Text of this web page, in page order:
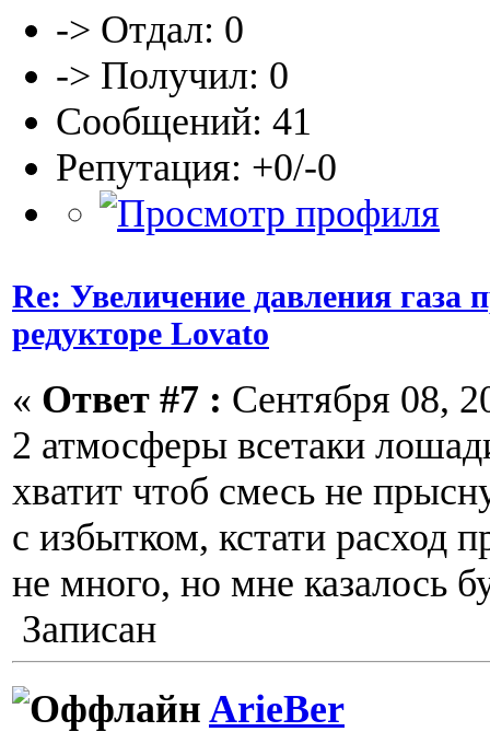
-> Отдал: 0
-> Получил: 0
Сообщений: 41
Репутация: +0/-0
Re: Увеличение давления газа
редукторе Lovato
« Ответ #7 : Сентября 08,
2 атмосферы всетаки
хватит чтоб смесь не
с избытком, кстати расход
не много, но мне казалось
Записан
ArieBer